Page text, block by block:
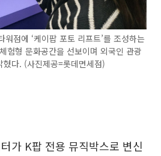
점에 ‘케이팝 포토 리프트’를 조성하는
험형 문화공간을 선보이며 외국인 관광
다. (사진제공=롯데면세점)
가 K팝 전용 뮤직박스로 변신